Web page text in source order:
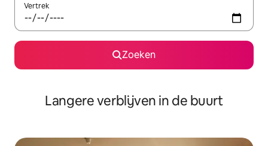
Vertrek
Zoeken
Langere verblijven in de buurt